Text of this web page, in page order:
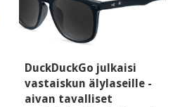
DuckDuckGo julkaisi
vastaiskun älylaseille -
aivan tavalliset